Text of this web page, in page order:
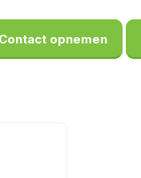
Contact opnemen